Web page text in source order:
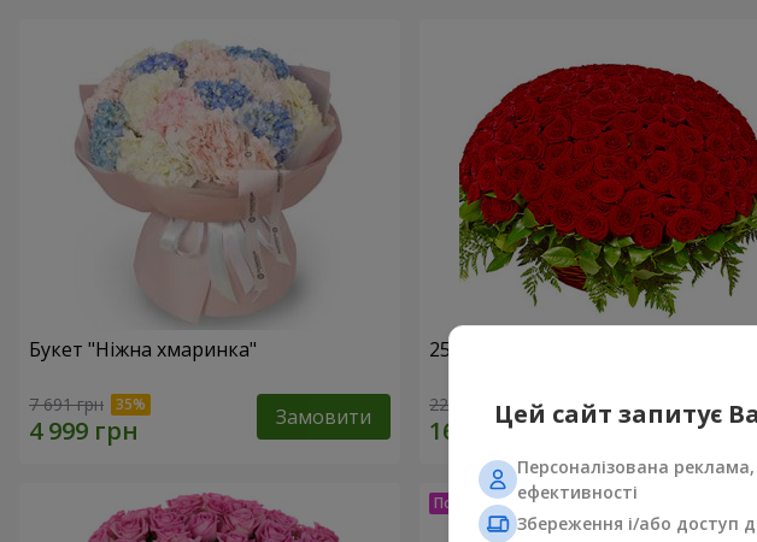
Букет "Ніжна хмаринка"
7 691 грн Замовити
251 червона троянда
22 999 грнЦей сайт запитує
Персоналізована
ефективності
Збереження і/або доступ